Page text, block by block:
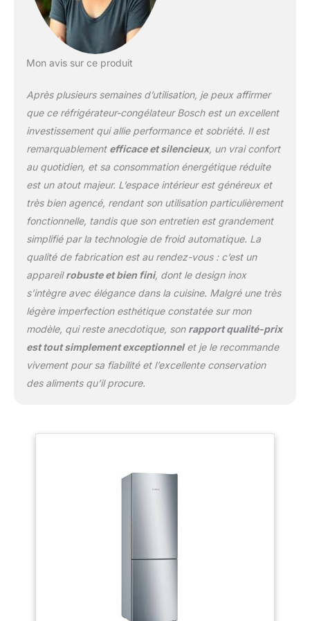
Mon avis sur ce produit
Après plusieurs semaines d’utilisation, je peux affirmer
que ce réfrigérateur-congélateur Bosch est un excellent
investissement qui allie performance et sobriété. Il est
remarquablement efficace et silencieux, un vrai confort
au quotidien, et sa consommation énergétique réduite
est un atout majeur. L’espace intérieur est généreux et
très bien agencé, rendant son utilisation particulièrement
fonctionnelle, tandis que son entretien est grandement
simplifié par la technologie de froid automatique. La
qualité de fabrication est au rendez-vous : c’est un
appareilrobuste et bien fini, dont le design inox
s’intègre avec élégance dans la cuisine. Malgré une très
légère imperfection esthétique constatée sur mon
modèle, qui reste anecdotique, son rapport qualité-prix
est tout simplement exceptionnelet je le recommande
vivement pour sa fiabilité et l’excellente conservation
des aliments qu’il procure.